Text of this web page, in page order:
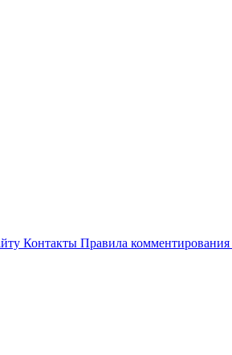
Контакты Правила комментирования